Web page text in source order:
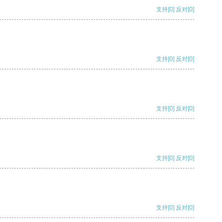
支持[0] 反对[0]
支持[0] 反对[0]
支持[0] 反对[0]
支持[0] 反对[0]
支持[0] 反对[0]